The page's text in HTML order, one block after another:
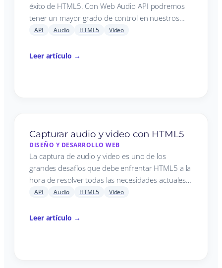
éxito de HTML5. Con Web Audio API podremos
tener un mayor grado de control en nuestros…
API Audio HTML5 Video
Leer artículo →
Capturar audio y video con HTML5
DISEÑO Y DESARROLLO WEB
La captura de audio y video es uno de los
grandes desafíos que debe enfrentar HTML5 a la
hora de resolver todas las necesidades actuales…
API Audio HTML5 Video
Leer artículo →